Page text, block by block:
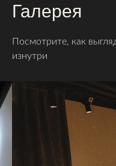
Галерея
Посмотрите, как
изнутри